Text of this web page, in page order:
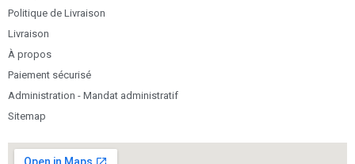
Politique de Livraison
Livraison
À propos
Paiement sécurisé
Administration - Mandat administratif
Sitemap